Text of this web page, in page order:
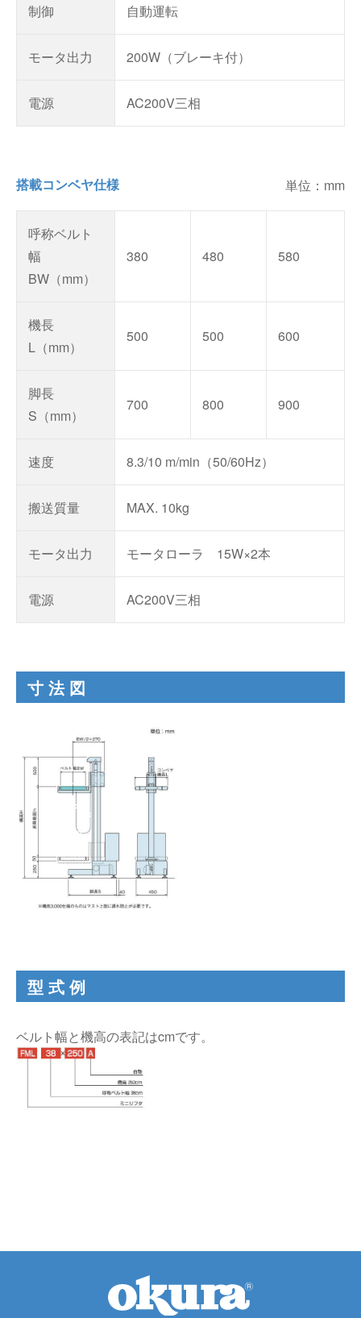
制御 自動運転
モータ出力 200W（ブレーキ付）
電源 AC200V三相
搭載コンベヤ仕様 単位：mm
呼称ベルト
幅
BW（mm）
380 480 580
機長
L（mm）
500 500 600
脚長
S（mm）
700 800 900
速度 8.3/10 m/min（50/60Hz）
搬送質量 MAX. 10kg
モータ出力 モータローラ 15W×2本
電源 AC200V三相
寸法図
型式例
ベルト幅と機高の表記はcmです。